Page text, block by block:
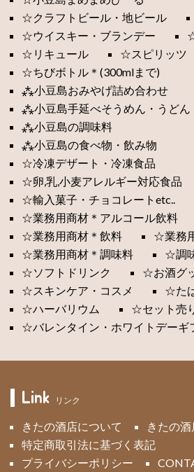
☆クラフトビール・地ビール
☆ウイスキー・ブランデー
☆リキュール
☆スピリッツ
☆ちびボトル＊(300mlまで)
⁂小豆島おみやげ詰め合わせ
⁂小豆島手延べそうめん・うどん
⁂小豆島の調味料
⁂小豆島の食べ物・飲み物
☆冷凍デザート・冷凍食品
☆卵,乳,小麦アレルギー対応食品
☆輸入菓子・チョコレートetc..
☆業務用商材＊アルコール飲料
☆業務用商材＊飲料
☆業務
☆業務用商材＊調味料
☆調
☆ソフトドリンク
☆お酒グ
☆スキンケア・コスメ
☆た
☆ハーバリウム
☆セット売
☆バレンタイン・ホワイトデーギ
Link リンク
きたの酒店について
きたの酒
特定商取引法に基づく表記
プライバシーポリシー